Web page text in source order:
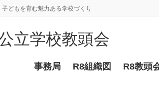
どもを育む魅力ある学校づくり
事務局 R8組織図 R8教頭